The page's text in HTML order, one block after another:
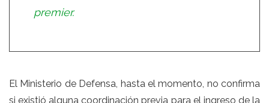
premier.
El Ministerio de Defensa, hasta el momento, no confirma
si existió alguna coordinación previa para el ingreso de la